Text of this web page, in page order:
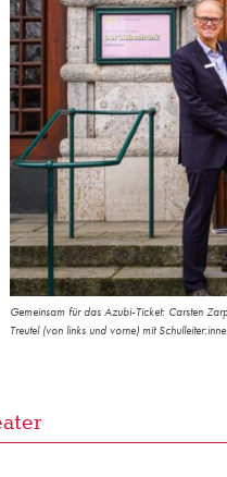
Gemeinsam für das Azubi-Ticket: Carsten
Treutel (von links und vorne) mit